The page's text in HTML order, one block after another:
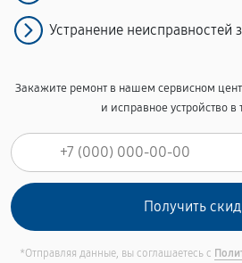
Устранение неисправностей
Закажите ремонт в нашем сервисном
и исправное устройство в
*Отправляя данные, вы соглашаетесь с